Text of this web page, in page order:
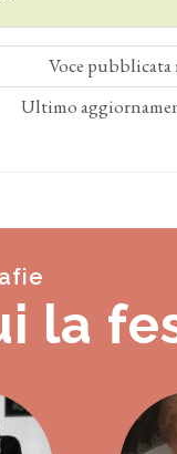
Voce pubblicata
Ultimo
la